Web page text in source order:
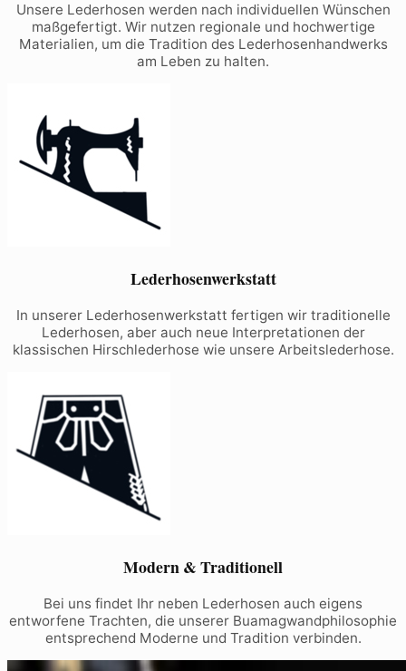
Unsere Lederhosen werden nach individuellen Wünschen
maßgefertigt. Wir nutzen regionale und hochwertige
Materialien, um die Tradition des Lederhosenhandwerks
am Leben zu halten.
Lederhosenwerkstatt
In unserer Lederhosenwerkstatt fertigen wir traditionelle
Lederhosen, aber auch neue Interpretationen der
klassischen Hirschlederhose wie unsere Arbeitslederhose.
Modern & Traditionell
Bei uns findet Ihr neben Lederhosen auch eigens
entworfene Trachten, die unserer Buamagwandphilosophie
entsprechend Moderne und Tradition verbinden.